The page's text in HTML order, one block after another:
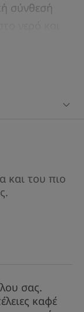
σύνθεσή
ΜΑΣ
για
και του πιο
σας.
καφέ